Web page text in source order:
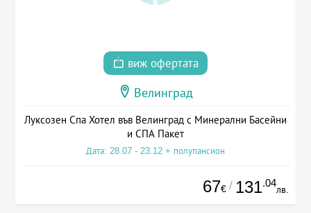
виж офертата
Велинград
Луксозен Спа Хотел във Велинград с Минерални Басейни
и СПА Пакет
Дата: 28.07 - 23.12 + полупансион
67€ / 131.04
лв.